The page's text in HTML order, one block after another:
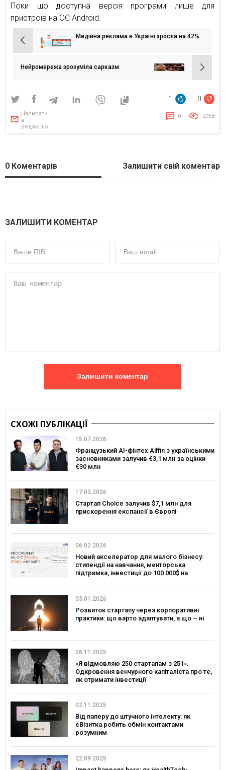
Поки що доступна версія програми лише для
пристроїв на ОС Android.
Навігація
записів
Медійна реклама в Україні зросла на 42%
Нейромережа зрозуміла сарказм
1 0
Написати
в
редакцію
0 2958
0 Коментарів Залишити свій коментар
ЗАЛИШИТИ КОМЕНТАР
Залишити коментар
СХОЖІ ПУБЛІКАЦІЇ
15.07.2026
Французький AI-фінтех Aiffin з українськими
засновниками залучив €3,1 млн за оцінки
€30 млн
17.03.2026
Стартап Choice залучив $7,1 млн для
прискорення експансії в Європі
06.02.2026
Новий акселератор для малого бізнесу:
стипендії на навчання, менторська
підтримка, інвестиції до 100 000$ на
03.01.2026
Розвиток стартапу через корпоративні
практики: що варто адаптувати, а що – ні
26.11.2025
«Я відмовляю 250 стартапам з 251».
Одкровення венчурного капіталіста про те,
як отримати інвестиції
02.11.2025
Від паперу до штучного інтелекту: як
єВізитка робить обмін контактами
розумним
22.09.2025